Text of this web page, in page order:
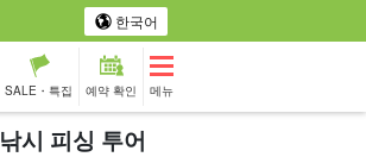
한국어
SALE・특집 예약 확인 메뉴
시 피싱 투어